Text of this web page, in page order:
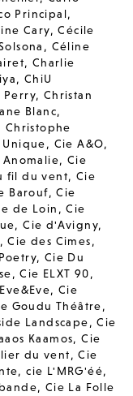
Principal,
Cary,Cécile
, Céline
, Charlie
, ChiU
Perry, Christan
Blanc,
Christophe
Unique, Cie A&O,
Anomalie, Cie
fil du vent, Cie
Barouf,Cie
de Loin ,Cie
,Cie d'Avigny,
,Cie des Cimes,
, Cie Du
,Cie ELXT 90,
,Cie
Goudu Théâtre,
Landscape,Cie
Kaamos,Cie
du vent,Cie
,cie L'MRG'éé,
, Cie La Folle